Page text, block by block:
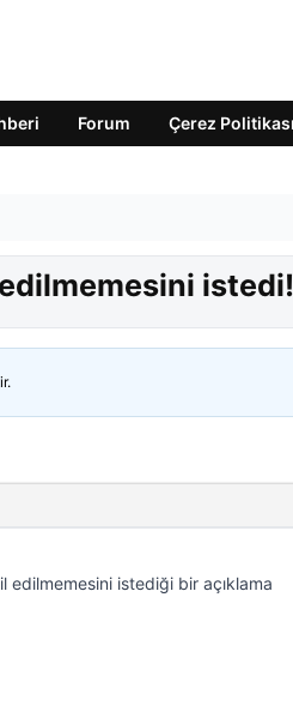
Forum Çerez Politikası
istedi!
edilmemesini istediği bir açıklama